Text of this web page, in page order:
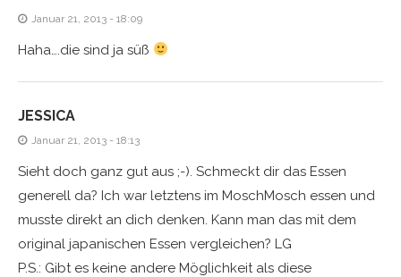
Januar 21, 2013 - 18:09
Haha….die sind ja süß
JESSICA
Januar 21, 2013 - 18:13
Sieht doch ganz gut aus ;-). Schmeckt dir das Essen
generell da? Ich war letztens im MoschMosch essen und
musste direkt an dich denken. Kann man das mit dem
original japanischen Essen vergleichen? LG
P.S.: Gibt es keine andere Möglichkeit als diese